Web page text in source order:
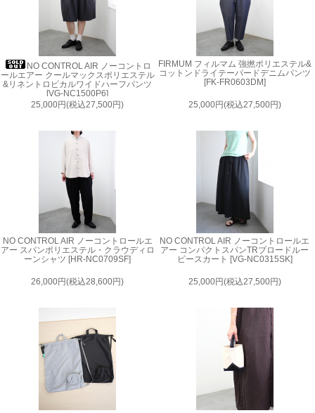
NO CONTROL AIR ノーコントロ
ールエアー クールマックスポリエステル
&リネントロピカルワイドハーフパンツ
[VG-NC1500P6]
25,000円(税込27,500円)
FIRMUM フィルマム 強撚ポリエステル&
コットンドライテーパードデニムパンツ
[FK-FR0603DM]
25,000円(税込27,500円)
NO CONTROL AIR ノーコントロールエ
アー スパンポリエステル・クラウディロ
ーンシャツ [HR-NC0709SF]
26,000円(税込28,600円)
NO CONTROL AIR ノーコントロールエ
アー コンパクトスパンTRブロードルー
ピースカート [VG-NC0315SK]
25,000円(税込27,500円)